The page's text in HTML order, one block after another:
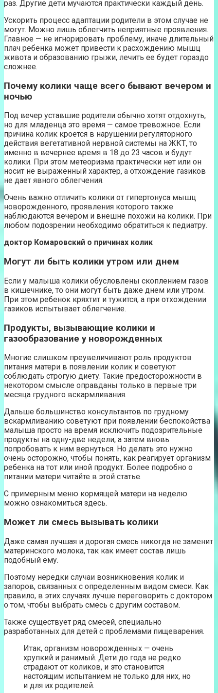
раз. Другие дети мучаются практически каждый день.
Ускорить процесс адаптации родители в этом случае не
могут. Можно лишь облегчить неприятные проявления.
Главное — не игнорировать проблему, иначе длительный
плач ребенка может привести к расхождению мышц
живота и образованию грыжи, лечить ее будет гораздо
сложнее.
Почему колики чаще всего бывают вечером и
ночью
Под вечер уставшие родители обычно хотят отдохнуть,
но для младенца это время — самое тревожное. Если
причина колик кроется в нарушении регуляторного
действия вегетативной нервной системы на ЖКТ, то
именно в вечернее время в 18 до 23 часов и будут
колики. При этом метеоризма практически нет или он
носит не выраженный характер, а отхождение газиков
не дает явного облегчения.
Очень важно отличить колики от гипертонуса мышц
новорожденного, проявления которого также
наблюдаются вечером и внешне похожи на колики. При
любом подозрении необходимо обратиться к педиатру.
доктор Комаровский о причинах колик
Могут ли быть колики утром или днем
Если у малыша колики обусловлены скоплением газов
в кишечнике, то они могут быть даже днем или утром.
При этом ребенок кряхтит и тужится, а при отхождении
газиков испытывает облегчение.
Продукты, вызывающие колики и
газообразование у новорожденных
Многие слишком преувеличивают роль продуктов
питания матери в появлении колик и советуют
соблюдать строгую диету. Такие предосторожности в
некотором смысле оправданы только в первые три
месяца грудного вскармливания.
Дальше большинство консультантов по грудному
вскармливанию советуют при появлении беспокойства
малыша просто на время исключить подозрительные
продукты на одну-две недели, а затем вновь
попробовать к ним вернуться. Но делать это нужно
очень осторожно, чтобы понять, как реагирует организм
ребенка на тот или иной продукт. Более подробно о
питании матери читайте в этой статье.
С примерным меню кормящей матери на неделю
можно ознакомиться здесь.
Может ли смесь вызывать колики
Даже самая лучшая и дорогая смесь никогда не заменит
материнского молока, так как имеет состав лишь
подобный ему.
Поэтому нередки случаи возникновения колик и
запоров, связанных с определенным видом смеси. Как
правило, в этих случаях лучше переговорить с доктором
о том, чтобы выбрать смесь с другим составом.
Также существует ряд смесей, специально
разработанных для детей с проблемами пищеварения.
Итак, организм новорожденных — очень
хрупкий и ранимый. Дети до года не редко
страдают от коликов, и это становится
настоящим испытанием не только для них, но
и для их родителей.